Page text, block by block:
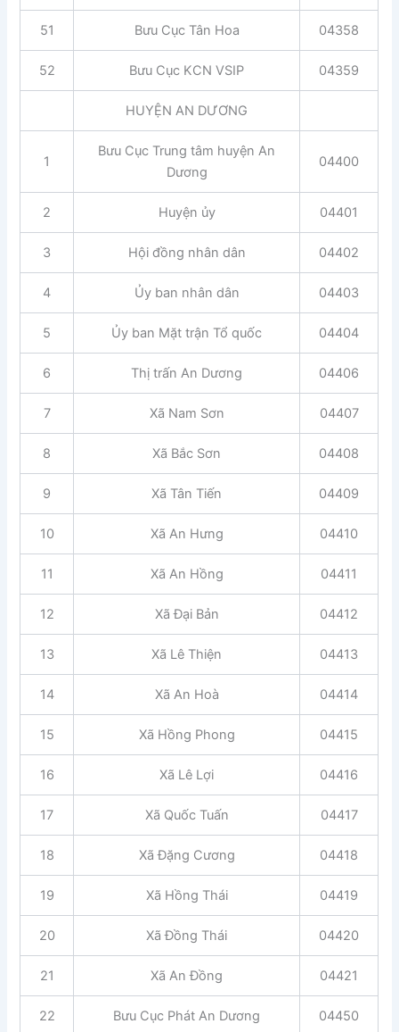
51 Bưu Cục Tân Hoa 04358
52 Bưu Cục KCN VSIP 04359
HUYỆN AN DƯƠNG
1
Bưu Cục Trung tâm huyện An
Dương
04400
2 Huyện ủy 04401
3 Hội đồng nhân dân 04402
4 Ủy ban nhân dân 04403
5 Ủy ban Mặt trận Tổ quốc 04404
6 Thị trấn An Dương 04406
7 Xã Nam Sơn 04407
8 Xã Bắc Sơn 04408
9 Xã Tân Tiến 04409
10 Xã An Hưng 04410
11 Xã An Hồng 04411
12 Xã Đại Bản 04412
13 Xã Lê Thiện 04413
14 Xã An Hoà 04414
15 Xã Hồng Phong 04415
16 Xã Lê Lợi 04416
17 Xã Quốc Tuấn 04417
18 Xã Đặng Cương 04418
19 Xã Hồng Thái 04419
20 Xã Đồng Thái 04420
21 Xã An Đồng 04421
22 Bưu Cục Phát An Dương 04450